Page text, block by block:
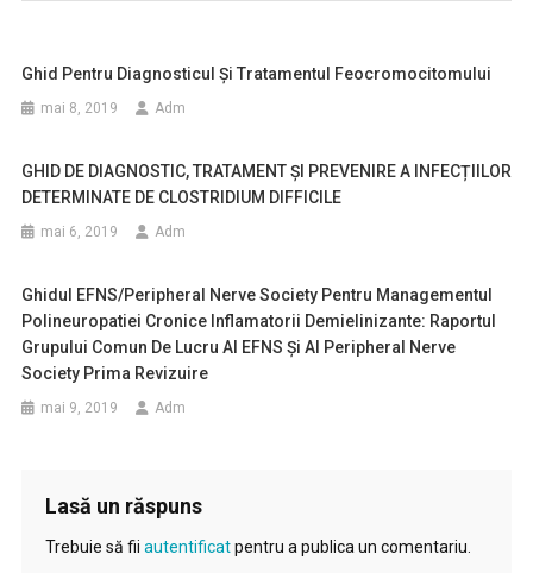
Ghid Pentru Diagnosticul Şi Tratamentul Feocromocitomului
mai 8, 2019 Adm
GHID DE DIAGNOSTIC, TRATAMENT ȘI PREVENIRE A INFECȚIILOR
DETERMINATE DE CLOSTRIDIUM DIFFICILE
mai 6, 2019 Adm
Ghidul EFNS/Peripheral Nerve Society Pentru Managementul
Polineuropatiei Cronice Inflamatorii Demielinizante: Raportul
Grupului Comun De Lucru Al EFNS Şi Al Peripheral Nerve
Society Prima Revizuire
mai 9, 2019 Adm
Lasă un răspuns
Trebuie să fii autentificatpentru a publica un comentariu.